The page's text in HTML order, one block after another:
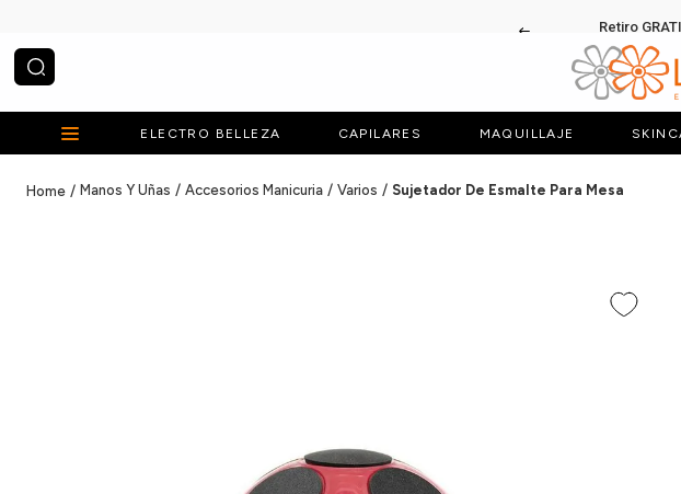
Retiro
¿Qué estás buscando?
ELECTRO BELLEZA CAPILARES MAQUILLAJE
Manos Y Uñas Accesorios Manicuria Varios Sujetador De Esmalte Para Mesa